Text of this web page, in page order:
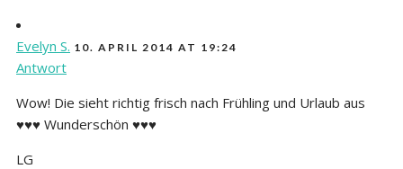
Evelyn S. 10. APRIL 2014 AT 19:24
Antwort
Wow! Die sieht richtig frisch nach Frühling und Urlaub aus
♥♥♥ Wunderschön ♥♥♥
LG